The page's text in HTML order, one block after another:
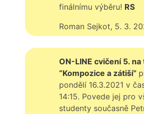
finálnímu výběru! RS
Roman Sejkot, 5. 3.
ON-LINE cvičení 5. na
“Kompozice a zátiší”
pondělí 16.3.2021 v
14:15. Povede jej pro
studenty současně